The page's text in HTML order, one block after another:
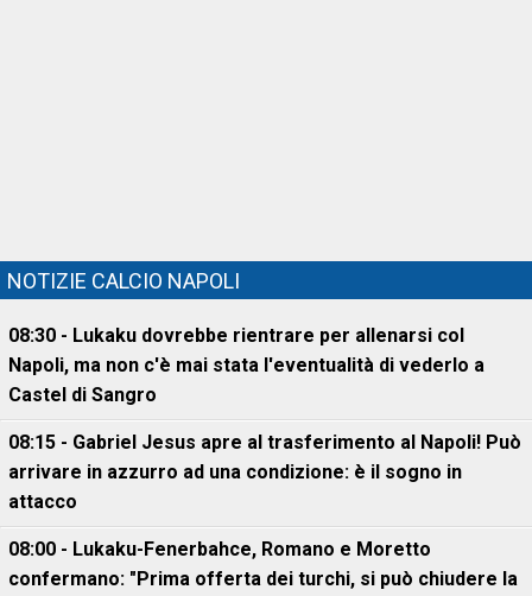
NOTIZIE CALCIO NAPOLI
08:30 - Lukaku dovrebbe rientrare per allenarsi col
Napoli, ma non c'è mai stata l'eventualità di vederlo a
Castel di Sangro
08:15 - Gabriel Jesus apre al trasferimento al Napoli! Può
arrivare in azzurro ad una condizione: è il sogno in
attacco
08:00 - Lukaku-Fenerbahce, Romano e Moretto
confermano: "Prima offerta dei turchi, si può chiudere la